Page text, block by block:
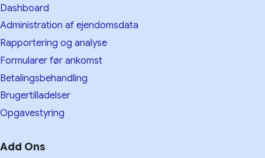
Dashboard
Administration af ejendomsdata
Rapportering og analyse
Formularer før ankomst
Betalingsbehandling
Brugertilladelser
Opgavestyring
Add Ons